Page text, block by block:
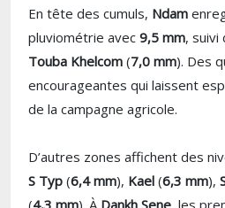
En tête des cumuls, Ndam
pluviométrie avec 9,5 mm, suivi
Touba Khelcom (7,0 mm). Des
encourageantes qui laissent
de la campagne agricole.
D’autres zones affichent des
S Typ (6,4 mm), Kael (6,3 mm),